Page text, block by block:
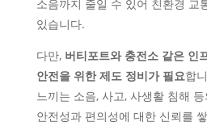
소음까지 줄일 수 있어 친환경 교
있습니다.
다만, 버티포트와 충전소 같은 인
안전을 위한 제도 정비가 필요합
느끼는 소음, 사고, 사생활 침해
안전성과 편의성에 대한 신뢰를